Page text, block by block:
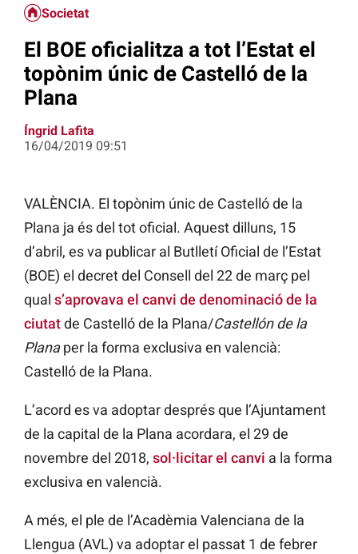
Societat
El BOE oficialitza a tot l’Estat el
topònim únic de Castelló de la
Plana
Íngrid Lafita
16/04/2019 09:51
VALÈNCIA. El topònim únic de Castelló de la
Plana ja és del tot oficial. Aquest dilluns, 15
d’abril, es va publicar al Butlletí Oficial de l’Estat
(BOE) el decret del Consell del 22 de març pel
qual s’aprovava el canvi de denominació de la
ciutatde Castelló de la Plana/Castellón de la
Plana per la forma exclusiva en valencià:
Castelló de la Plana.
L’acord es va adoptar després que l’Ajuntament
de la capital de la Plana acordara, el 29 de
novembre del 2018, sol·licitar el canvi a la forma
exclusiva en valencià.
A més, el ple de l’Acadèmia Valenciana de la
Llengua (AVL) va adoptar el passat 1 de febrer